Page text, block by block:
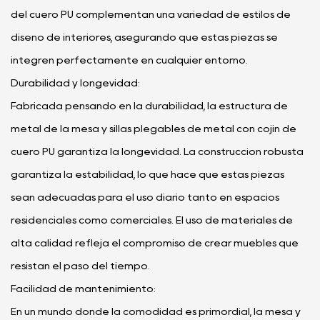
del cuero PU complementan una variedad de estilos de
diseño de interiores, asegurando que estas piezas se
integren perfectamente en cualquier entorno.
Durabilidad y longevidad:
Fabricada pensando en la durabilidad, la estructura de
metal de la mesa y sillas plegables de metal con cojín de
cuero PU garantiza la longevidad. La construcción robusta
garantiza la estabilidad, lo que hace que estas piezas
sean adecuadas para el uso diario tanto en espacios
residenciales como comerciales. El uso de materiales de
alta calidad refleja el compromiso de crear muebles que
resistan el paso del tiempo.
Facilidad de mantenimiento:
En un mundo donde la comodidad es primordial, la mesa y